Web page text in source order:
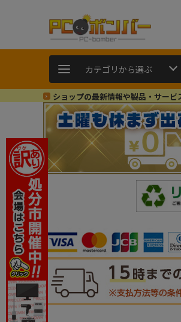
カテゴリから選ぶ
ショップの最新情報や製品・サー